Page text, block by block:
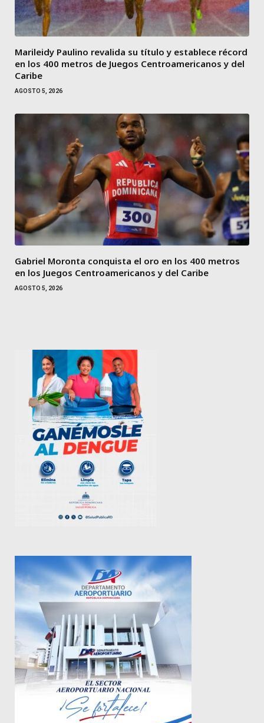
Marileidy Paulino revalida su título y establece récord
en los 400 metros de Juegos Centroamericanos y del
Caribe
AGOSTO 5, 2026
Gabriel Moronta conquista el oro en los 400 metros
en los Juegos Centroamericanos y del Caribe
AGOSTO 5, 2026